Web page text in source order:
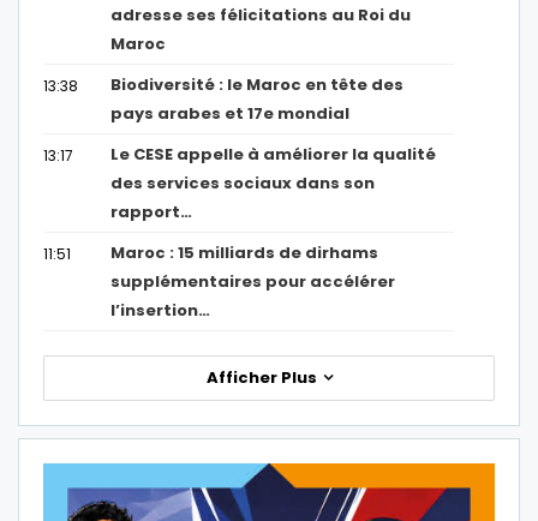
adresse ses félicitations au Roi du
Maroc
13:38
Biodiversité : le Maroc en tête des
pays arabes et 17e mondial
13:17
Le CESE appelle à améliorer la qualité
des services sociaux dans son
rapport…
11:51
Maroc : 15 milliards de dirhams
supplémentaires pour accélérer
l’insertion…
Afficher Plus